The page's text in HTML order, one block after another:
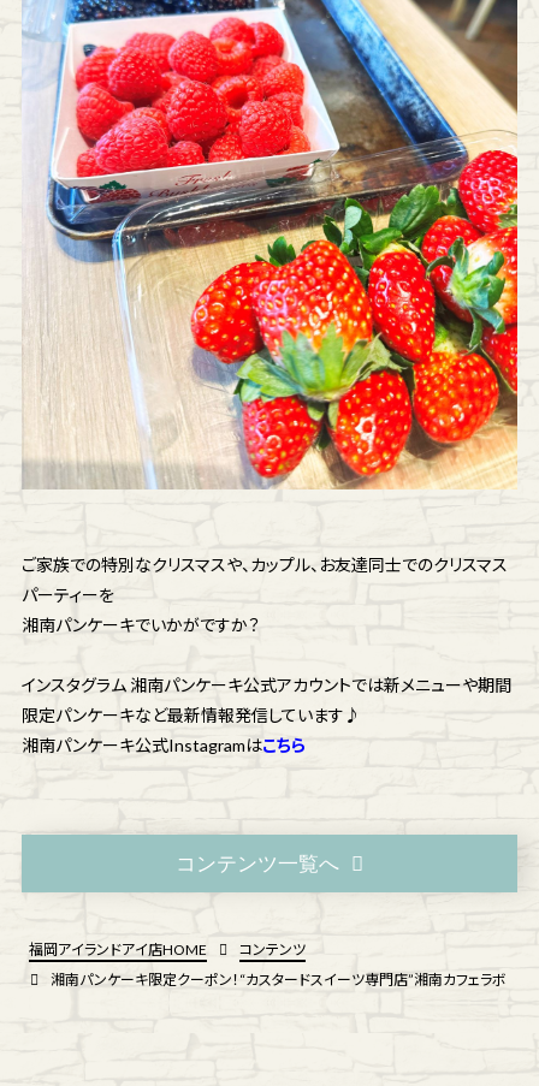
ご家族での特別なクリスマスや、カップル、お友達同士でのクリスマス
パーティーを
湘南パンケーキでいかがですか？
インスタグラム 湘南パンケーキ公式アカウントでは新メニューや期間
限定パンケーキなど最新情報発信しています♪
湘南パンケーキ公式Instagramはこちら
コンテンツ一覧へ
福岡アイランドアイ店HOME
コンテンツ
湘南パンケーキ限定クーポン！“カスタードスイーツ専門店”湘南カフェラボ